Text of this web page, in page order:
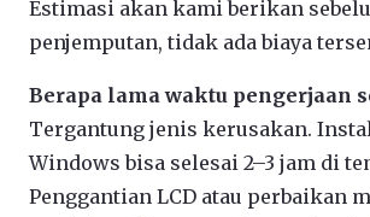
Estimasi akan kami berikan
penjemputan, tidak ada biaya
Berapa lama waktu pengerjaan
Tergantung jenis kerusakan.
Windows bisa selesai 2–3 jam di
Penggantian LCD atau perbaikan